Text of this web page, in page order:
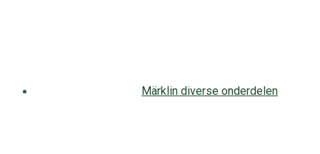
Märklin diverse onderdelen